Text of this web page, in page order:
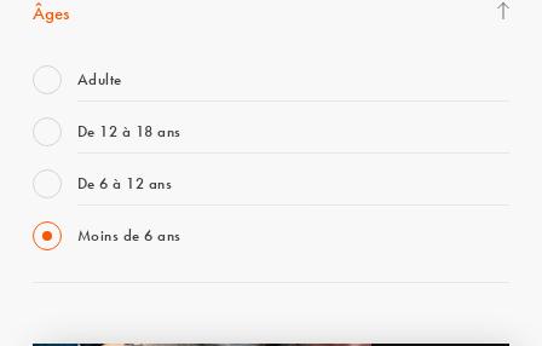
Âges
Adulte
De 12 à 18 ans
De 6 à 12 ans
Moins de 6 ans